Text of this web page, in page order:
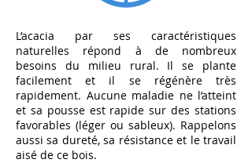
L’acacia par ses caractéristiques
naturelles répond à de nombreux
besoins du milieu rural. Il se plante
facilement et il se régénère très
rapidement. Aucune maladie ne l’atteint
et sa pousse est rapide sur des stations
favorables (léger ou sableux). Rappelons
aussi sa dureté, sa résistance et le travail
aisé de ce bois.